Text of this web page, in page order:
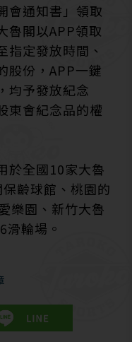
會通知書」領取
魯閣以APP領取
指定發放時間、
股份，APP一鍵
均予發放紀念
東會紀念品的權
於全國10家大魯
齡球館、桃園的
樂園、新竹大魯
滑輪場。